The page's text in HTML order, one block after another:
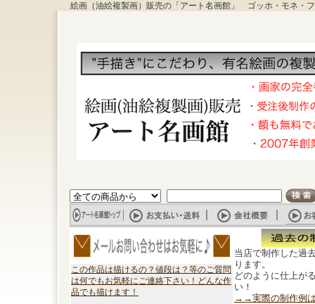
絵画（油絵複製画）販売の「アート名画館」 ゴッホ・モネ・
この作品は描けるの？値段は？等のご質問
は何でもお気軽にご連絡下さい！どんな作
品でも描けます！
当店で制作した過
ります。
どのように仕上が
い！
→→実際の制作例